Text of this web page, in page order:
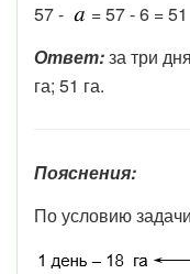
57 -
= 57 - 6 = 51
Ответ:за три
га; 51 га.
Пояснения:
По условию